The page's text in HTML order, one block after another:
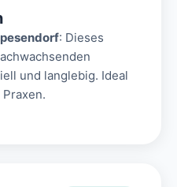
: Dieses
und langlebig. Ideal